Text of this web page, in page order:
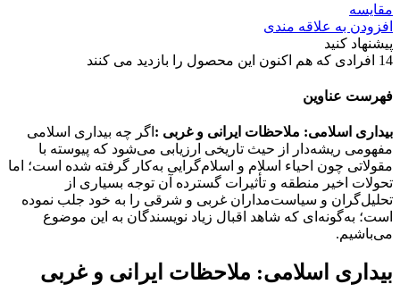
مقایسه
افزودن به علاقه مندی
پیشنهاد کنید
14 افرادی که هم اکنون این محصول را بازدید می کنند
فهرست عناوین
بیداری اسلامی: ملاحظات ایرانی و غربی : اگر چه بیداری اسلامی
مفهومی ریشه‌دار از حیث تاریخی ارزیابی می‌شود که پیوسته با
مقولاتی چون احیاء اسلام و اسلام‌گرایی به‌کار گرفته شده است؛ اما
تحولات اخیر منطقه و تأثیرات گسترده آن توجه بسیاری از
تحلیل‌گران و سیاست‌مداران غربی و شرقی را به خود جلب نموده
است؛ به‌گونه‌ای که شاهد اقبال زیاد نویسندگان به این موضوع
می‌باشیم.
بیداری اسلامی: ملاحظات ایرانی و غربی